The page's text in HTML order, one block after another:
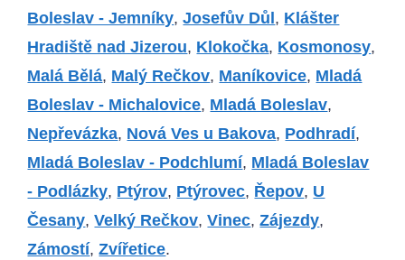
Boleslav - Jemníky,Josefův Důl , Klášter
Hradiště nad Jizerou, Klokočka, Kosmonosy,
Malá Bělá, Malý Rečkov, Maníkovice, Mladá
Boleslav - Michalovice, Mladá Boleslav,
Nepřevázka, Nová Ves u Bakova, Podhradí,
Mladá Boleslav - Podchlumí, Mladá Boleslav
- Podlázky, Ptýrov, Ptýrovec, Řepov, U
Česany,Velký Rečkov,Vinec,Zájezdy,
Zámostí,Zvířetice.